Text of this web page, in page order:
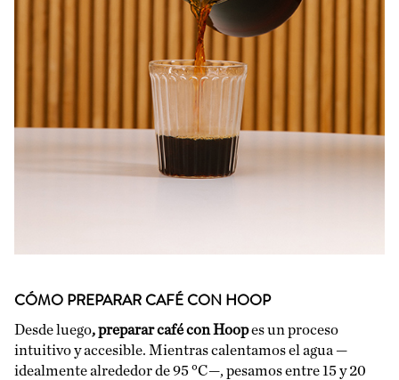
CÓMO PREPARAR CAFÉ CON HOOP
Desde luego, preparar café con Hoopes un proceso
intuitivo y accesible. Mientras calentamos el agua —
idealmente alrededor de 95 °C—, pesamos entre 15 y 20